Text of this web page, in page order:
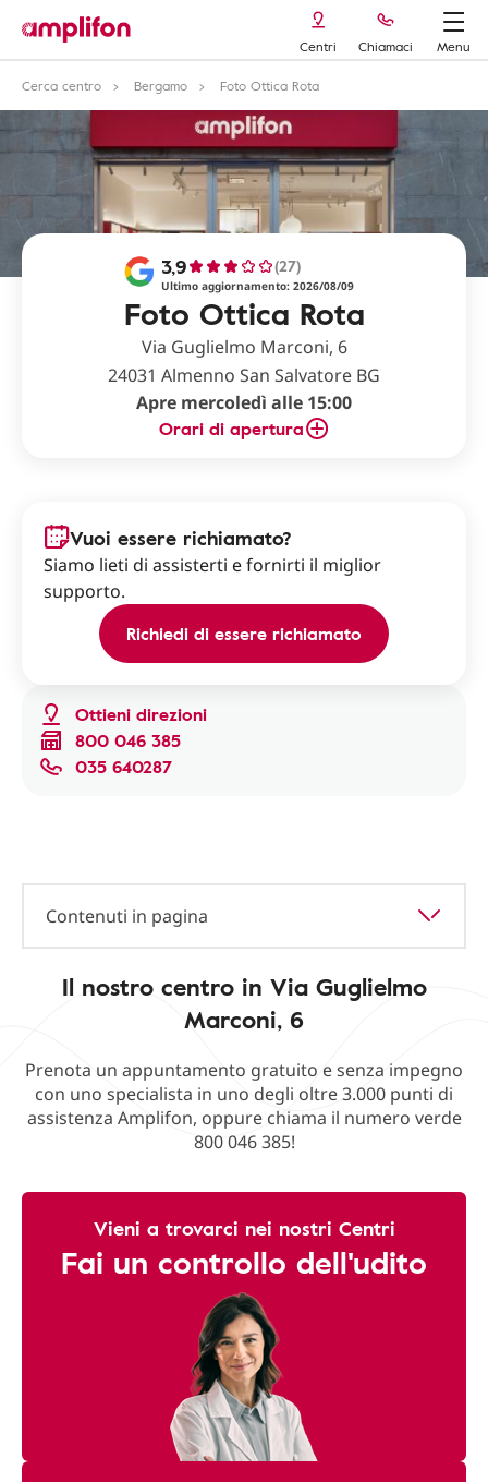
Centri Chiamaci
Menu
Cerca centro
Bergamo Foto Ottica Rota
Foto Ottica Rota
3,9 (27)
Ultimo aggiornamento: 2026/08/09
Via Guglielmo Marconi, 6
24031 Almenno San Salvatore BG
Apre mercoledì alle 15:00
Orari di apertura
Ottieni direzioni
800 046 385
035 640287
Vuoi essere richiamato?
Siamo lieti di assisterti e fornirti il miglior
supporto.
Richiedi di essere richiamato
Contenuti in pagina
Il nostro centro in Via Guglielmo
Marconi, 6
Prenota un appuntamento gratuito e senza impegno
con uno specialista in uno degli oltre 3.000 punti di
assistenza Amplifon, oppure chiama il numero verde
800 046 385!
Vieni a trovarci nei nostri Centri
Fai un controllo dell'udito